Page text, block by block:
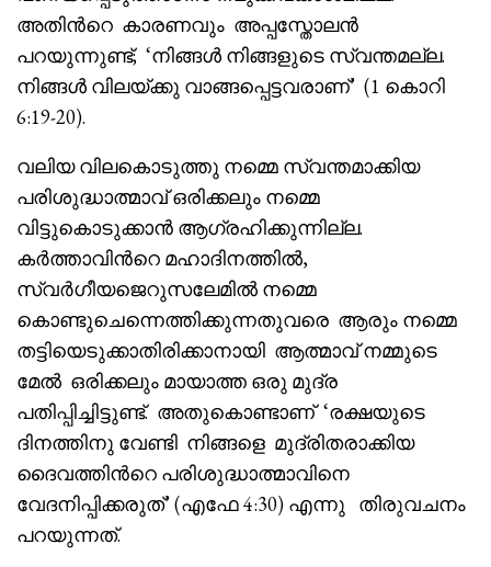
അതിൻറെ കാരണവും അപ്പസ്തോലൻ
പറയുന്നുണ്ട്; ‘നിങ്ങൾ നിങ്ങളുടെ സ്വന്തമല്ല.
നിങ്ങൾ വിലയ്ക്കു വാങ്ങപ്പെട്ടവരാണ്’ (1 കൊറി
6:19-20).
വലിയ വിലകൊടുത്തു നമ്മെ സ്വന്തമാക്കിയ
പരിശുദ്ധാത്മാവ് ഒരിക്കലും നമ്മെ
വിട്ടുകൊടുക്കാൻ ആഗ്രഹിക്കുന്നില്ല.
കർത്താവിൻറെ മഹാദിനത്തിൽ,
സ്വർഗീയജെറുസലേമിൽ നമ്മെ
കൊണ്ടുചെന്നെത്തിക്കുന്നതുവരെ ആരും നമ്മെ
തട്ടിയെടുക്കാതിരിക്കാനായി ആത്മാവ് നമ്മുടെ
മേൽ ഒരിക്കലും മായാത്ത ഒരു മുദ്ര
പതിപ്പിച്ചിട്ടുണ്ട്. അതുകൊണ്ടാണ് ‘രക്ഷയുടെ
ദിനത്തിനു വേണ്ടി നിങ്ങളെ മുദ്രിതരാക്കിയ
ദൈവത്തിൻറെ പരിശുദ്ധാത്മാവിനെ
വേദനിപ്പിക്കരുത്’ (എഫേ 4:30) എന്നു തിരുവചനം
പറയുന്നത്.